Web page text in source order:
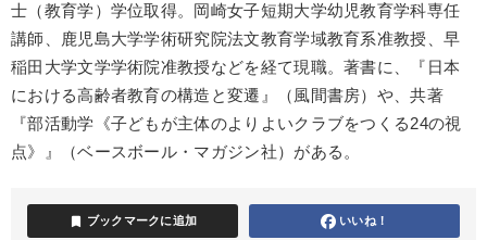
士（教育学）学位取得。岡崎女子短期大学幼児教育学科専任
講師、鹿児島大学学術研究院法文教育学域教育系准教授、早
稲田大学文学学術院准教授などを経て現職。著書に、『日本
における高齢者教育の構造と変遷』（風間書房）や、共著
『部活動学《子どもが主体のよりよいクラブをつくる24の視
点》』（ベースボール・マガジン社）がある。
bookmark ブックマークに追加 いいね！